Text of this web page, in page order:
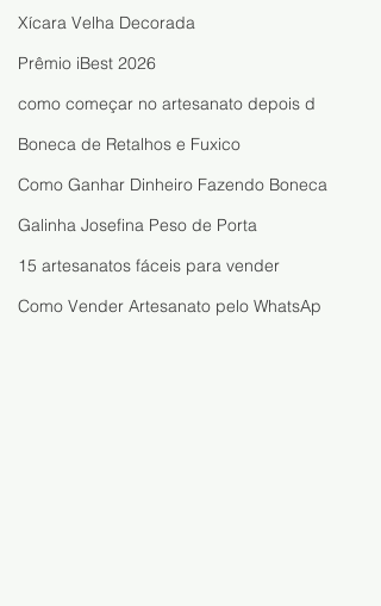
Xícara Velha Decorada
Prêmio iBest 2026
como começar no artesanato depois d
Boneca de Retalhos e Fuxico
Como Ganhar Dinheiro Fazendo Boneca
Galinha Josefina Peso de Porta
15 artesanatos fáceis para vender
Como Vender Artesanato pelo WhatsAp